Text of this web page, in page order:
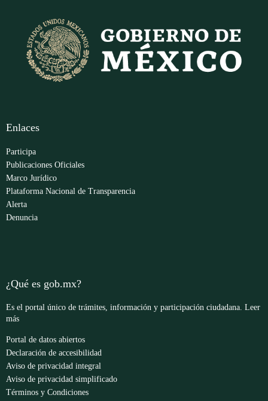
Enlaces
Participa
Publicaciones Oficiales
Marco Jurídico
Plataforma Nacional de Transparencia
Alerta
Denuncia
¿Qué es gob.mx?
Es el portal único de trámites, información y participación ciudadana. Leer
más
Portal de datos abiertos
Declaración de accesibilidad
Aviso de privacidad integral
Aviso de privacidad simplificado
Términos y Condiciones